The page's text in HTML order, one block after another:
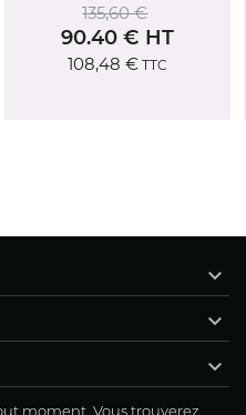
135,60 €
90.40 € HT
108,48 €TTC

moment. Vous trouverez

